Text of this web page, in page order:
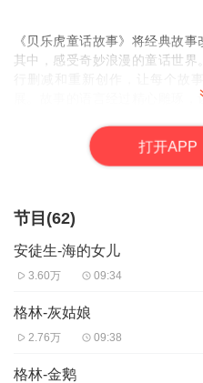
《贝乐虎童话故事》将经典故
其中，感受奇妙浪漫的童话世
展。故事的语言经过精心雕琢
保持善良美好。
打开APP
节目(62)
安徒生-海的女儿
3.60万 09:34
格林-灰姑娘
2.76万 09:38
格林-金鹅